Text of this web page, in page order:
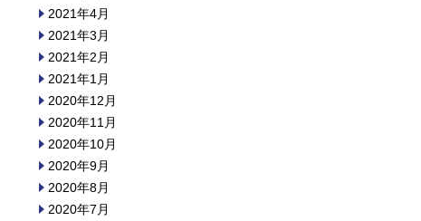
2021年4月
2021年3月
2021年2月
2021年1月
2020年12月
2020年11月
2020年10月
2020年9月
2020年8月
2020年7月